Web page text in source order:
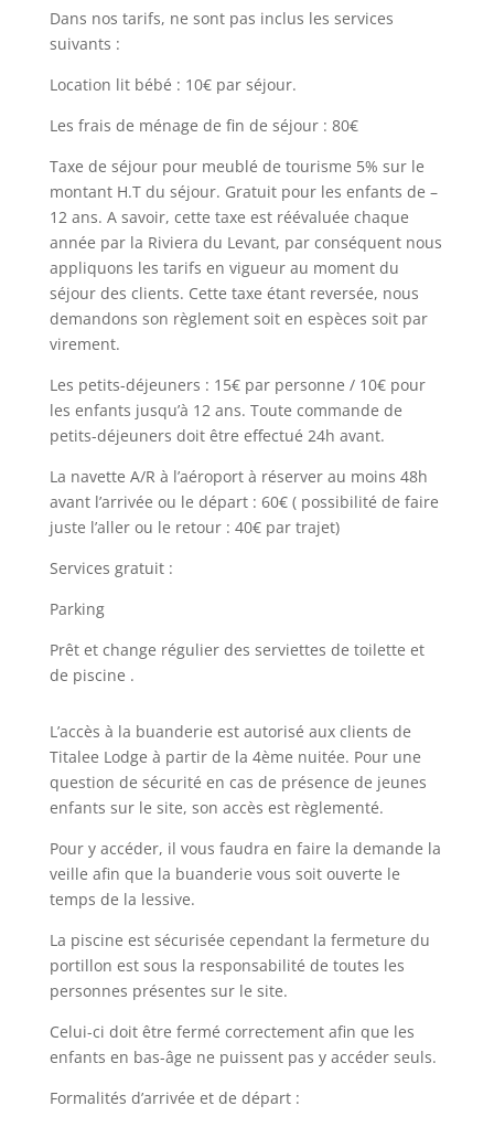
Dans nos tarifs, ne sont pas inclus les services
suivants :
Location lit bébé : 10€ par séjour.
Les frais de ménage de fin de séjour : 80€
Taxe de séjour pour meublé de tourisme 5% sur le
montant H.T du séjour. Gratuit pour les enfants de –
12 ans. A savoir, cette taxe est réévaluée chaque
année par la Riviera du Levant, par conséquent nous
appliquons les tarifs en vigueur au moment du
séjour des clients. Cette taxe étant reversée, nous
demandons son règlement soit en espèces soit par
virement.
Les petits-déjeuners : 15€ par personne / 10€ pour
les enfants jusqu’à 12 ans. Toute commande de
petits-déjeuners doit être effectué 24h avant.
La navette A/R à l’aéroport à réserver au moins 48h
avant l’arrivée ou le départ : 60€ ( possibilité de faire
juste l’aller ou le retour : 40€ par trajet)
Services gratuit :
Parking
Prêt et change régulier des serviettes de toilette et
de piscine .
L’accès à la buanderie est autorisé aux clients de
Titalee Lodge à partir de la 4ème nuitée. Pour une
question de sécurité en cas de présence de jeunes
enfants sur le site, son accès est règlementé.
Pour y accéder, il vous faudra en faire la demande la
veille afin que la buanderie vous soit ouverte le
temps de la lessive.
La piscine est sécurisée cependant la fermeture du
portillon est sous la responsabilité de toutes les
personnes présentes sur le site.
Celui-ci doit être fermé correctement afin que les
enfants en bas-âge ne puissent pas y accéder seuls.
Formalités d’arrivée et de départ :